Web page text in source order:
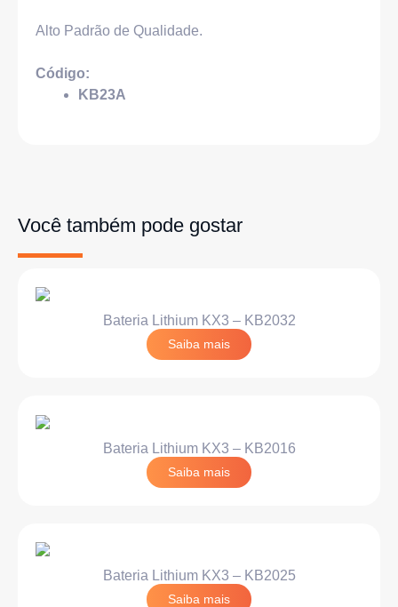
Alto Padrão de Qualidade.
Código:
KB23A
Você também pode gostar
Bateria Lithium KX3 – KB2032
Saiba mais
Bateria Lithium KX3 – KB2016
Saiba mais
Bateria Lithium KX3 – KB2025
Saiba mais